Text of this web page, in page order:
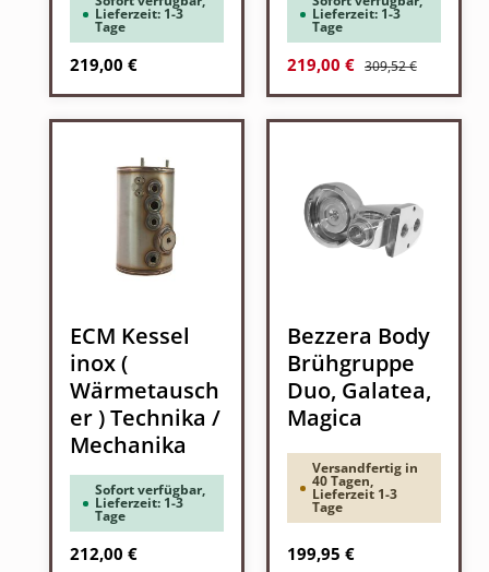
Lieferzeit: 1-3
Tage
Regulärer Preis:
219,00 €
Lieferzeit: 1-3
Tage
Verkaufspreis:
219,00 € Regulärer Preis:
309,52 €
ECM Kessel
inox (
Wärmetausch
er ) Technika /
Mechanika
Sofort verfügbar,
Lieferzeit: 1-3
Tage
Regulärer Preis:
212,00 €
Bezzera Body
Brühgruppe
Duo, Galatea,
Magica
Versandfertig in
40 Tagen,
Lieferzeit 1-3
Tage
Regulärer Preis:
199,95 €